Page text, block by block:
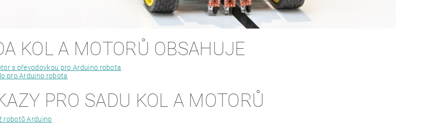
KOL A MOTORŮ OBSAHUJE
s převodovkou pro Arduino robota
pro Arduino robota
PRO SADU KOL A MOTORŮ
robotů Arduino